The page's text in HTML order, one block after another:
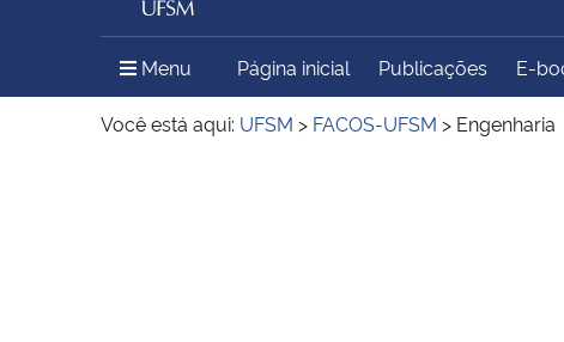
Ministério do Meio Ambiente Ministério do Turismo
Menu Menu Principal do Sítio
Página inicial Publicações E-
Você está aqui: UFSM > FACOS-UFSM > Engenharia